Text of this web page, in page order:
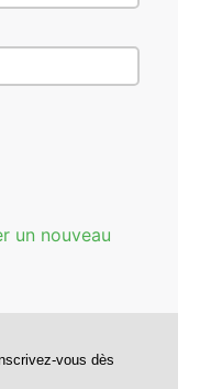
un nouveau
vous dès